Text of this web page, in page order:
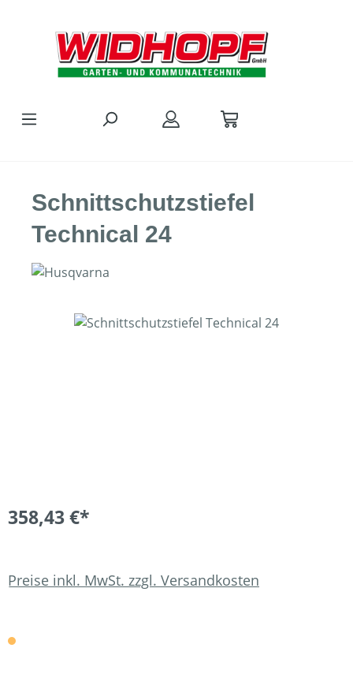
Schnittschutzstiefel
Technical 24
Bildergalerie überspringen
358,43 €*
Preise inkl. MwSt. zzgl. Versandkosten